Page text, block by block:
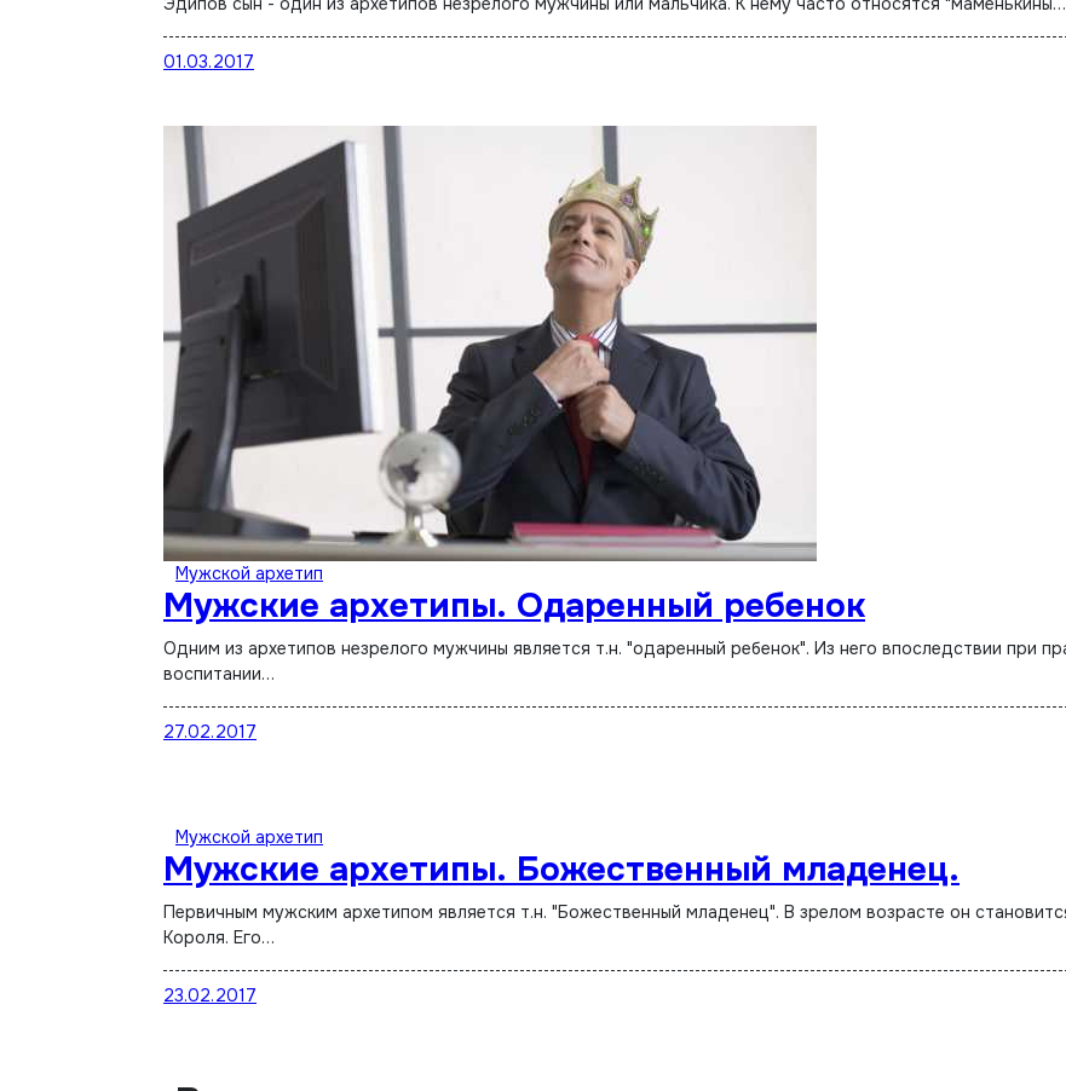
01.03.2017
Мужской архетип
Мужские архетипы. Одаренный ребенок
Одним из архетипов незрелого мужчины является т.н. "одаренный ребенок". Из него впоследствии при правильном
воспитании…
27.02.2017
Мужской архетип
Мужские архетипы. Божественный младенец.
Первичным мужским архетипом является т.н. "Божественный младенец". В зрелом возрасте он становится архетипом
Короля. Его…
23.02.2017